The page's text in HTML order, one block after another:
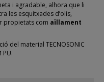
i agradable, alhora que li
les esquitxades d’olis,
propietats com aïllament
del material TECNOSONIC
PU.